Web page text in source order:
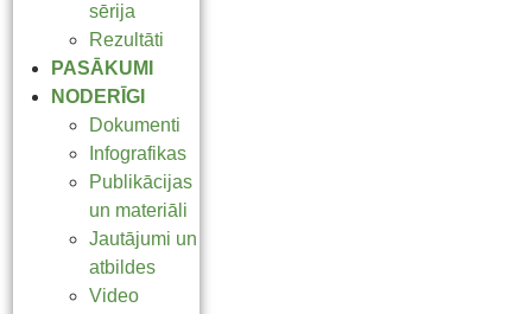
sērija
Rezultāti
PASĀKUMI
NODERĪGI
Dokumenti
Infografikas
Publikācijas
un materiāli
Jautājumi un
atbildes
Video